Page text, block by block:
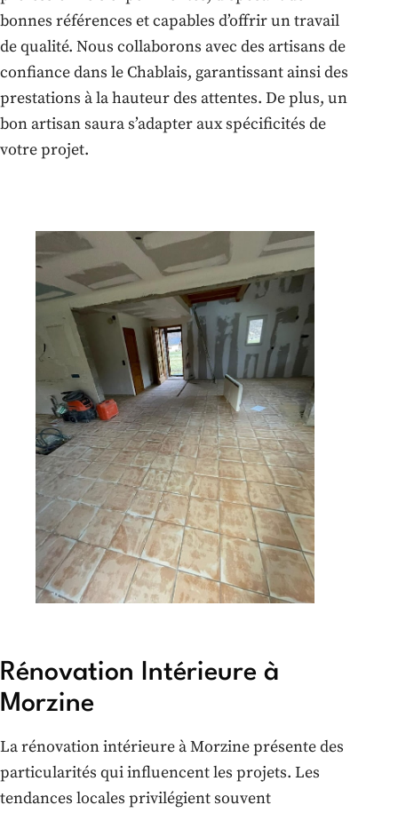
bonnes références et capables d’offrir un travail
de qualité. Nous collaborons avec des artisans de
confiance dans le Chablais, garantissant ainsi des
prestations à la hauteur des attentes. De plus, un
bon artisan saura s’adapter aux spécificités de
votre projet.
Rénovation Intérieure à
Morzine
La rénovation intérieure à Morzine présente des
particularités qui influencent les projets. Les
tendances locales privilégient souvent